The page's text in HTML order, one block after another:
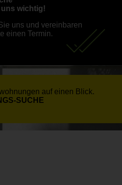
wichtig!
uns und vereinbaren
einen Termin.
auf einen Blick.
SUCHE